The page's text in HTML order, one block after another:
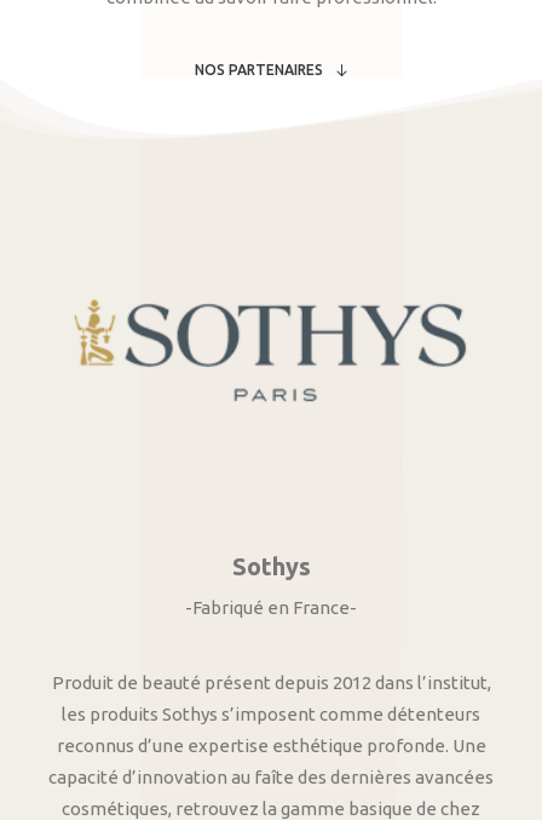
NOS PARTENAIRES
Sothys
-Fabriqué en France-
Produit de beauté présent depuis 2012 dans l’institut,
les produits Sothys s’imposent comme détenteurs
reconnus d’une expertise esthétique profonde. Une
capacité d’innovation au faîte des dernières avancées
cosmétiques, retrouvez la gamme basique de chez